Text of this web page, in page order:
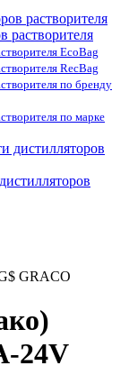
растворителя
EcoBag
RecBag
по бренду
по марке
GRACO
24V